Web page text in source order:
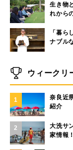
生き物
れから
「暮
ナブル
ウィークリ
1
奈良近
紹介
2
大洗サ
家情報！